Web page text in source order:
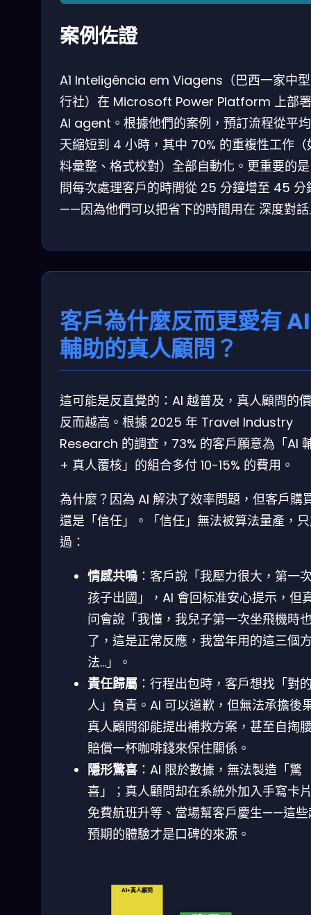
案例佐證
A1 Inteligência em Viagens（巴西一家中
行社）在 Microsoft Power Platform 上部
AI agent。根據他們的案例，預訂流程從平
天縮短到 4 小時，其中 70% 的重複性工作（
料彙整、格式校對）全部自動化。更重要的
問每次處理客戶的時間從 25 分鐘增至 45 分
——因為他們可以把省下的時間用在 深度對
客戶為什麼反而更愛有 AI
輔助的真人顧問？
這可能是反直覺的：AI 越普及，真人顧問的
反而越高。根據 2025 年 Travel Industry
Research 的調查，73% 的客戶願意為「AI
+ 真人覆核」的組合多付 10-15% 的費用。
為什麼？因為 AI 解決了效率問題，但客戶購
還是「信任」。「信任」無法被算法量產，
過：
情感共鳴 ：客戶說「我壓力很大，第一
孩子出國」，AI 會回标准安心提示，但
问會說「我懂，我兒子第一次坐飛機時
了，這是正常反應，我當年用的這三個
法…」。
責任歸屬 ：行程出包時，客戶想找「對
人」負責。AI 可以道歉，但無法承擔後
真人顧問卻能提出補救方案，甚至自掏
賠償一杯咖啡錢來保住關係。
隱形驚喜 ：AI 限於數據，無法製造「驚
喜」；真人顧問却在系統外加入手寫卡
免費航班升等、當場幫客戶慶生——這些
預期的體驗才是口碑的來源。
AI+真人顧問